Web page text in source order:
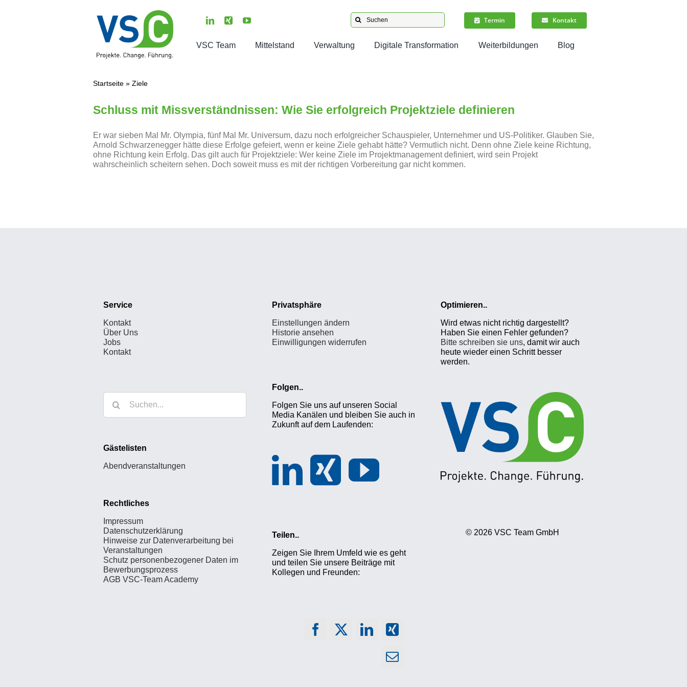
Suche
nach:
Termin Kontakt
VSC Team
Aktuelle Jobangebote
Presse
Mittelstand
Superkräfte as a Service
.
Verwaltung
.
Digitale Transformation
.
Weiterbildungen Blog
.
Startseite» Ziele
Schluss mit Missverständnissen: Wie Sie erfolgreich Projektziele definieren
Er war sieben Mal Mr. Olympia, fünf Mal Mr. Universum, dazu noch erfolgreicher Schauspieler, Unternehmer und US-Politiker. Glauben Sie,
Arnold Schwarzenegger hätte diese Erfolge gefeiert, wenn er keine Ziele gehabt hätte? Vermutlich nicht. Denn ohne Ziele keine Richtung,
ohne Richtung kein Erfolg. Das gilt auch für Projektziele: Wer keine Ziele im Projektmanagement definiert, wird sein Projekt
wahrscheinlich scheitern sehen. Doch soweit muss es mit der richtigen Vorbereitung gar nicht kommen.
Service
Kontakt
Über Uns
Jobs
Kontakt
Suche
nach:
Gästelisten
Abendveranstaltungen
Rechtliches
Impressum
Datenschutzerklärung
Hinweise zur Datenverarbeitung bei
Veranstaltungen
Schutz personenbezogener Daten im
Bewerbungsprozess
AGB VSC-Team Academy
Privatsphäre
Einstellungen ändern
Historie ansehen
Einwilligungen widerrufen
Folgen..
Folgen Sie uns auf unseren Social
Media Kanälen und bleiben Sie auch in
Zukunft auf dem Laufenden:
Teilen..
Zeigen Sie Ihrem Umfeld wie es geht
und teilen Sie unsere Beiträge mit
Kollegen und Freunden:
Optimieren..
Wird etwas nicht richtig dargestellt?
Haben Sie einen Fehler gefunden?
Bitte schreiben sie uns, damit wir auch
heute wieder einen Schritt besser
werden.
© 2026 VSC Team GmbH